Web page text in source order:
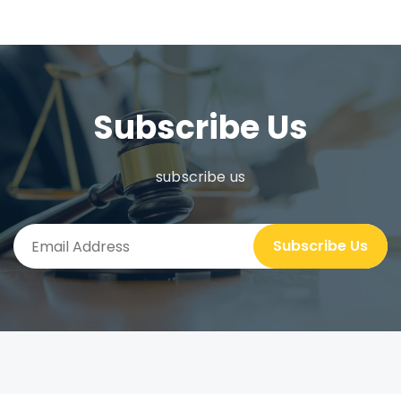
Subscribe Us
subscribe us
Subscribe Us